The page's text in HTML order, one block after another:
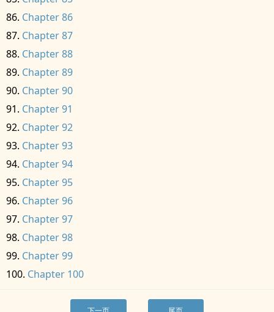
Chapter 86
Chapter 87
Chapter 88
Chapter 89
Chapter 90
Chapter 91
Chapter 92
Chapter 93
Chapter 94
Chapter 95
Chapter 96
Chapter 97
Chapter 98
Chapter 99
Chapter 100